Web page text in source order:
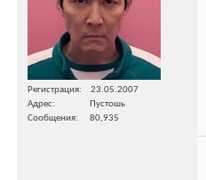
Регистрация
23.05.2007
Адрес
Пустошь
Сообщения
80,935